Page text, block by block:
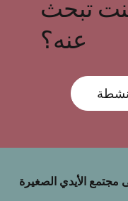
تبحث
عنه؟
مجتمع الأيدي الصغيرة